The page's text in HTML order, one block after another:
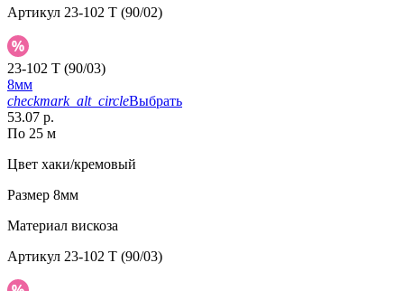
Артикул 23-102 T (90/02)
23-102 T (90/03)
8мм
checkmark_alt_circleВыбрать
53.07 р.
По 25 м
Цвет хаки/кремовый
Размер 8мм
Материал вискоза
Артикул 23-102 T (90/03)